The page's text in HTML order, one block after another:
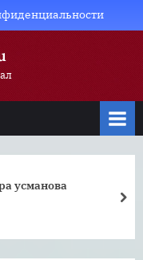
усманова